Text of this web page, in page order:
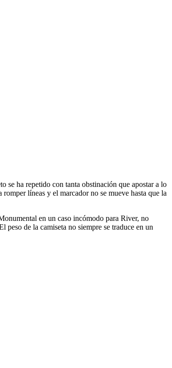
se ha repetido con tanta obstinación que apostar a lo
líneas y el marcador no se mueve hasta que la
en un caso incómodo para River, no
peso de la camiseta no siempre se traduce en un